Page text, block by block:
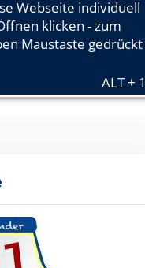
Downloadbereich